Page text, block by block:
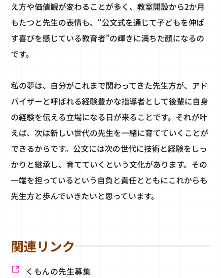
え方や価値観が変わることが多く、教室開設から2か月
もたつと先生の表情も、“公文式を通じて子どもを伸ば
す喜びを感じている教育者”の輝きに満ちた顔になるの
です。
私の夢は、自分がこれまで関わってきた先生方が、アド
バイザーと呼ばれる経験豊かな指導者として後輩に自身
の経験を伝える立場になる日が来ることです。それが叶
えば、次は新しい世代の先生を一緒に育てていくことが
できるからです。公文には次の世代に技術と経験をしっ
かりと継承し、育てていくという文化があります。その
一端を担っているという自負と責任とともにこれからも
先生方と歩んでいきたいと思っています。
関連リンク
くもんの先生募集